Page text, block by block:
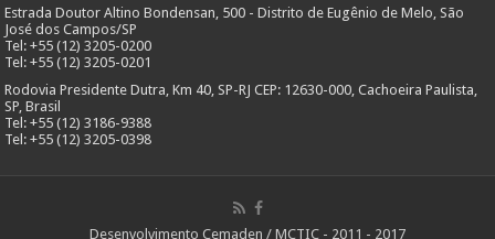
Estrada Doutor Altino Bondensan, 500 - Distrito de Eugênio de Melo, São
José dos Campos/SP
Tel: +55 (12) 3205-0200
Tel: +55 (12) 3205-0201
Rodovia Presidente Dutra, Km 40, SP-RJ CEP: 12630-000, Cachoeira Paulista,
SP, Brasil
Tel: +55 (12) 3186-9388
Tel: +55 (12) 3205-0398
Desenvolvimento Cemaden / MCTIC - 2011 - 2017